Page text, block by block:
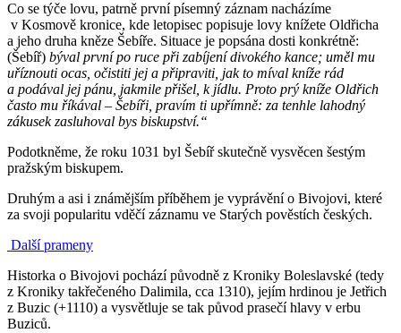
Co se týče lovu, patrně první písemný záznam nacházíme
v Kosmově kronice, kde letopisec popisuje lovy knížete Oldřicha
a jeho druha kněze Šebíře. Situace je popsána dosti konkrétně:
(Šebíř) býval první po ruce při zabíjení divokého kance; uměl mu
uříznouti ocas, očistiti jej a připraviti, jak to míval kníže rád
a podával jej pánu, jakmile přišel, k jídlu. Proto prý kníže Oldřich
často mu říkával – Šebíři, pravím ti upřímně: za tenhle lahodný
zákusek zasluhoval bys biskupství.“
Podotkněme, že roku 1031 byl Šebíř skutečně vysvěcen šestým
pražským biskupem.
Druhým a asi i známějším příběhem je vyprávění o Bivojovi, které
za svoji popularitu vděčí záznamu ve Starých pověstích českých.
Další prameny
Historka o Bivojovi pochází původně z Kroniky Boleslavské (tedy
z Kroniky takřečeného Dalimila, cca 1310), jejím hrdinou je Jetřich
z Buzic (+1110) a vysvětluje se tak původ prasečí hlavy v erbu
Buziců.